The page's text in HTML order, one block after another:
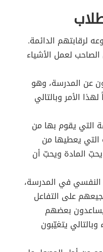
لرقابتهم الدائمة.
لعمل الأشياء
عن المدرسة، وهو
الأمر وبالتالي
التي يقوم بها من
التي يعطيها من
المادة ويحبّ أن
النفسي في المدرسة،
على التفاعل
بعضهم
يتغيّبون